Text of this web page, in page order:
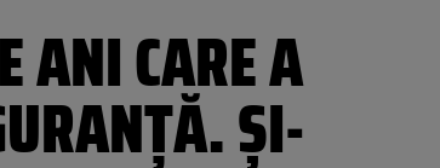
ANI CARE A
ȘI-